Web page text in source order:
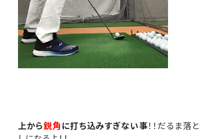
上から鋭角 に打ち込みすぎない事！！だるま落と